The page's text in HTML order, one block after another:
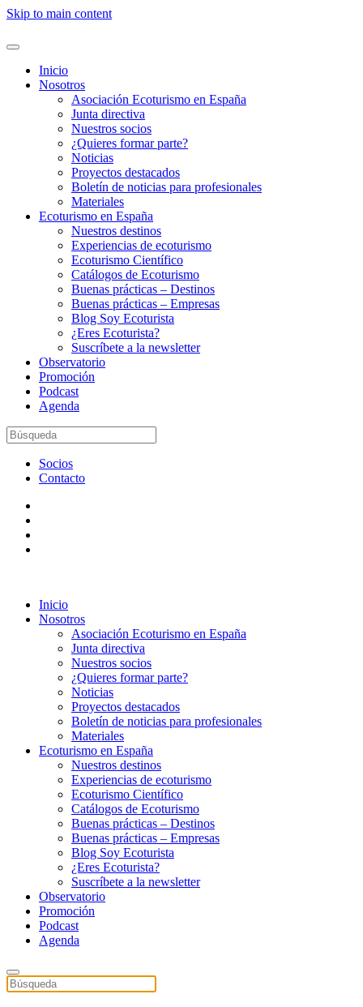
Skip to main content
Inicio
Nosotros
Asociación Ecoturismo en España
Junta directiva
Nuestros socios
¿Quieres formar parte?
Noticias
Proyectos destacados
Boletín de noticias para profesionales
Materiales
Ecoturismo en España
Nuestros destinos
Experiencias de ecoturismo
Ecoturismo Científico
Catálogos de Ecoturismo
Buenas prácticas – Destinos
Buenas prácticas – Empresas
Blog Soy Ecoturista
¿Eres Ecoturista?
Suscríbete a la newsletter
Observatorio
Promoción
Podcast
Agenda
Socios
Contacto
Inicio
Nosotros
Asociación Ecoturismo en España
Junta directiva
Nuestros socios
¿Quieres formar parte?
Noticias
Proyectos destacados
Boletín de noticias para profesionales
Materiales
Ecoturismo en España
Nuestros destinos
Experiencias de ecoturismo
Ecoturismo Científico
Catálogos de Ecoturismo
Buenas prácticas – Destinos
Buenas prácticas – Empresas
Blog Soy Ecoturista
¿Eres Ecoturista?
Suscríbete a la newsletter
Observatorio
Promoción
Podcast
Agenda